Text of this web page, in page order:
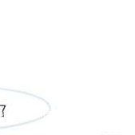
ag凯发k8国际的产品展示